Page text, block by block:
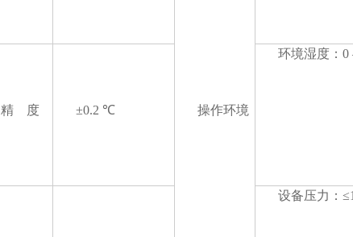
操作环境
精 度 ±0.2 ℃
环境湿度：
设备压力：